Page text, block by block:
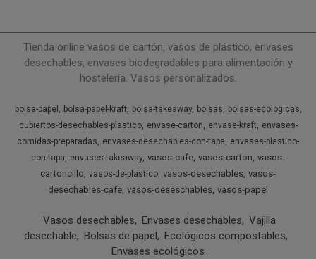
Tienda online vasos de cartón, vasos de plástico, envases
desechables, envases biodegradables para alimentación y
hostelería. Vasos personalizados.
bolsa-papel bolsa-papel-kraft bolsa-takeaway bolsas
bolsas-ecologicas
cubiertos-desechables-plastico
envase-carton envase-kraft
envases-
comidas-preparadas
envases-desechables-con-tapa
envases-plastico-
con-tapa
envases-takeaway vasos-cafe vasos-carton vasos-
cartoncillo vasos-de-plastico vasos-desechables vasos-
desechables-cafe vasos-deseschables vasos-papel
Vasos desechables Envases desechables
Vajilla
desechable
Bolsas de papel
Ecológicos compostables
Envases ecológicos